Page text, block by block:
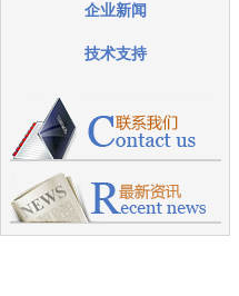
企业新闻
技术支持